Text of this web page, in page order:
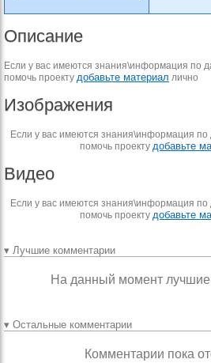
Описание
Если у вас имеются знания\информация по
помочь проекту добавьте материал лично
Изображения
Если у вас имеются знания\информация по
помочь проекту добавьте
Видео
Если у вас имеются знания\информация по
помочь проекту добавьте
▾ Лучшие комментарии
На данный момент
▾ Остальные комментарии
Комментарии пока